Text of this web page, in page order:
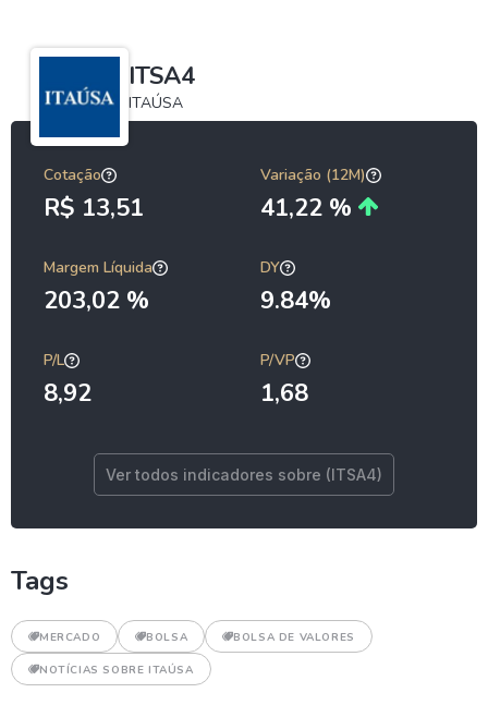
ITSA4
ITAÚSA
Cotação
R$ 13,51
Variação (12M)
41,22 %
Margem Líquida
203,02 %
DY
9.84%
P/L
8,92
P/VP
1,68
Ver todos indicadores sobre (ITSA4)
Tags
MERCADO BOLSA BOLSA DE VALORES
NOTÍCIAS SOBRE ITAÚSA